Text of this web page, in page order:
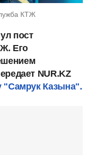
КТЖ
пост
Его
NUR.KZ
"Самрук Казына".